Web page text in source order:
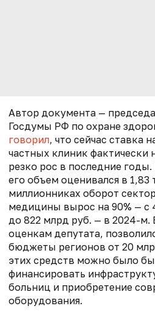
Автор документа —
Госдумы РФ по охране
говорил, что сейчас ставка
частных клиник фактически
резко рос в последние
его объем оценивался в 1,83
миллионниках оборот
медицины вырос на 90% — с
до 822 млрд руб. — в 2024-м.
оценкам депутата,
бюджеты регионов от 20
этих средств можно было
финансировать
больниц и приобретение
оборудования.